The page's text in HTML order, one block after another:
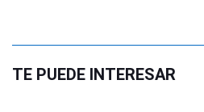
TE PUEDE INTERESAR